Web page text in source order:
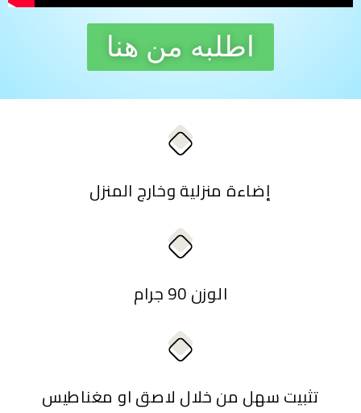
اطلبه من هنا
إضاءة منزلية وخارج المنزل
الوزن 90 جرام
تثبيت سهل من خلال لاصق او مغناطيس